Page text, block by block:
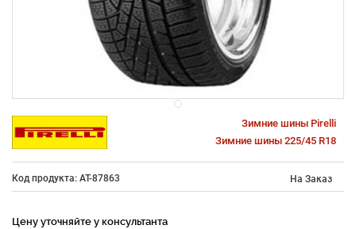
Зимние шины Pirelli
Зимние шины 225/45 R18
Код продукта: AT-87863 На Заказ
Цену уточняйте у консультанта